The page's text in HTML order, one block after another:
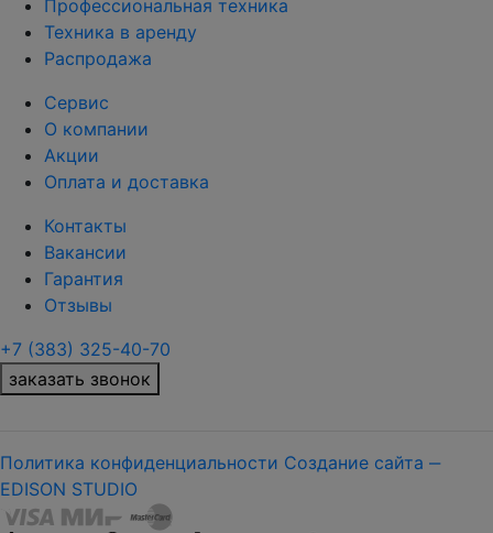
Профессиональная техника
Техника в аренду
Распродажа
Сервис
О компании
Акции
Оплата и доставка
Контакты
Вакансии
Гарантия
Отзывы
+7 (383) 325-40-70
заказать звонок
Политика конфиденциальности Создание сайта ‒
EDISON STUDIO